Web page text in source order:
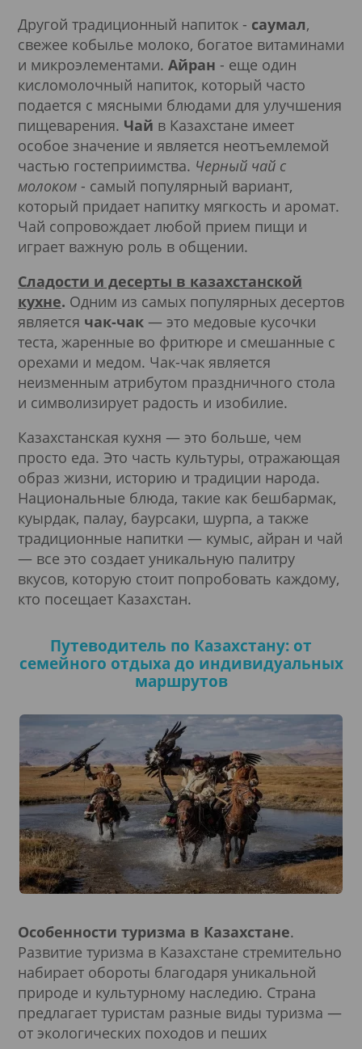
Другой традиционный напиток - саумал,
свежее кобылье молоко, богатое витаминами
и микроэлементами. Айран - еще один
кисломолочный напиток, который часто
подается с мясными блюдами для улучшения
пищеварения. Чай в Казахстане имеет
особое значение и является неотъемлемой
частью гостеприимства. Черный чай с
молоком - самый популярный вариант,
который придает напитку мягкость и аромат.
Чай сопровождает любой прием пищи и
играет важную роль в общении.
Сладости и десерты в казахстанской
кухне. Одним из самых популярных десертов
является чак-чак — это медовые кусочки
теста, жаренные во фритюре и смешанные с
орехами и медом. Чак-чак является
неизменным атрибутом праздничного стола
и символизирует радость и изобилие.
Казахстанская кухня — это больше, чем
просто еда. Это часть культуры, отражающая
образ жизни, историю и традиции народа.
Национальные блюда, такие как бешбармак,
куырдак, палау, баурсаки, шурпа, а также
традиционные напитки — кумыс, айран и чай
— все это создает уникальную палитру
вкусов, которую стоит попробовать каждому,
кто посещает Казахстан.
Путеводитель по Казахстану: от
семейного отдыха до индивидуальных
маршрутов
Особенности туризма в Казахстане.
Развитие туризма в Казахстане стремительно
набирает обороты благодаря уникальной
природе и культурному наследию. Страна
предлагает туристам разные виды туризма —
от экологических походов и пеших